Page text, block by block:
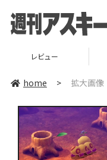
レビュー
home > 拡大画像